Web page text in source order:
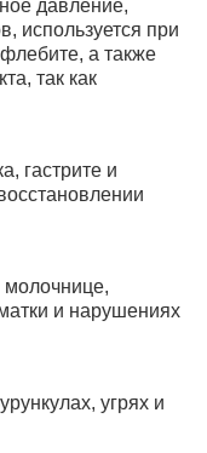
давление,
используется при
а также
так как
гастрите и
молочнице,
и нарушениях
угрях и